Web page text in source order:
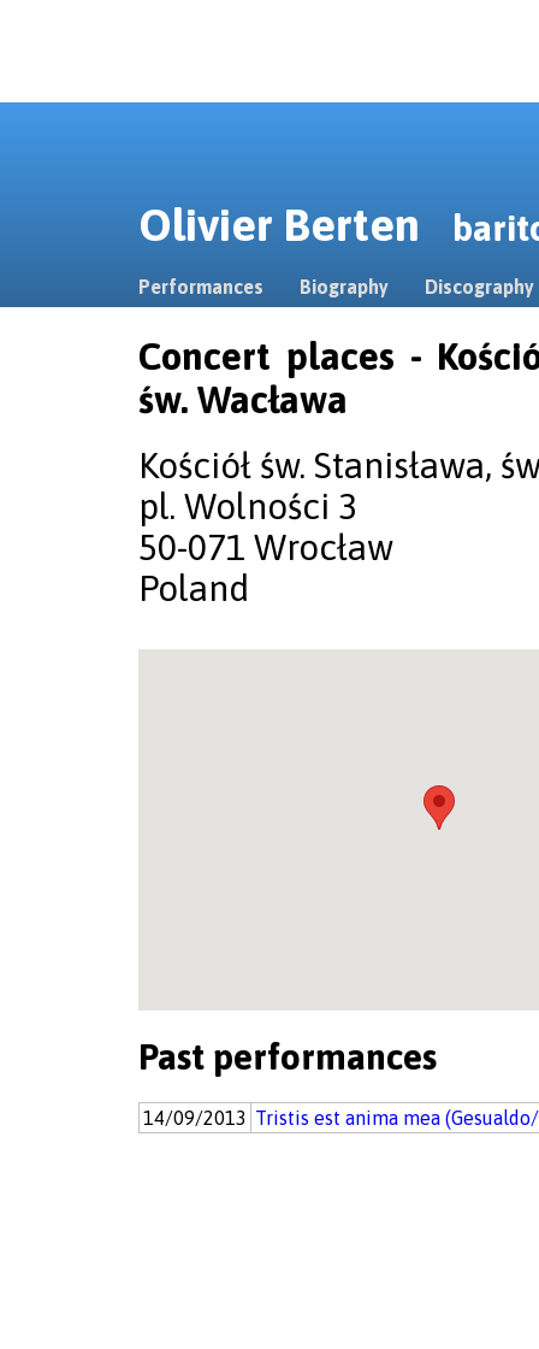
Olivier Berten
Performances Biography Discography
Concert places -
św. Wacława
Kościół św. Stanisława,
pl. Wolności 3
50-071 Wrocław
Poland
Past performances
14/09/2013 Tristis est anima mea